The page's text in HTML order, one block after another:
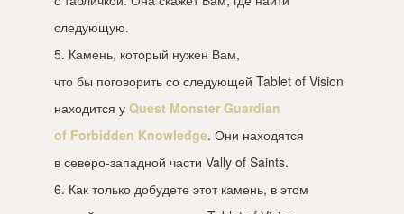
следующую.
5. Камень, который нужен Вам,
что бы поговорить со следующей Tablet of Vision
находится у Quest Monster Guardian
of Forbidden Knowledge. Они находятся
в северо-западной части Vally of Saints.
6. Как только добудете этот камень, в этом